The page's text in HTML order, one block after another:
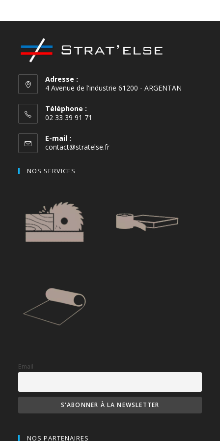
Adresse :
4 Avenue de l'industrie 61200 - ARGENTAN
Téléphone :
02 33 39 91 71
E-mail :
contact@stratelse.fr
NOS SERVICES
Email
NOS PARTENAIRES